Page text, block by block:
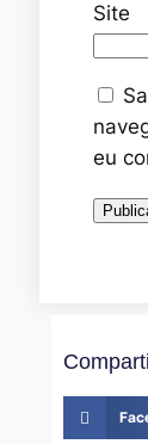
Site
eu